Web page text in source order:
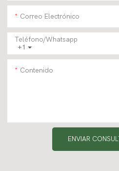
Correo Electrónico
+1
Teléfono/whatsapp
Contenido
ENVIAR